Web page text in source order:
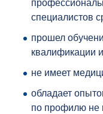
специалистов
прошел
квалификации
не имеет
обладает
по профилю не